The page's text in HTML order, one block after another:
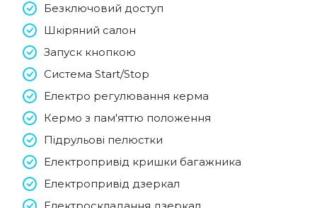
Безключовий доступ
Шкіряний салон
Запуск кнопкою
Система Start/Stop
Електро регулювання керма
Кермо з пам'яттю положення
Підрульові пелюстки
Електропривід кришки багажника
Електропривід дзеркал